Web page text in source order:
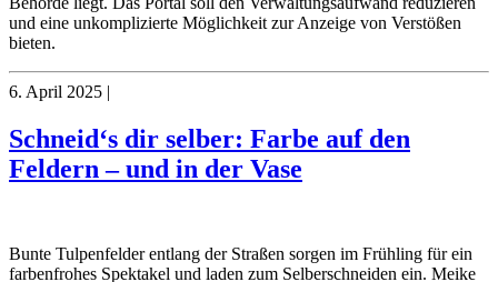
und eine unkomplizierte Möglichkeit zur Anzeige von Verstößen
bieten.
6. April 2025 |
Schneid‘s dir selber: Farbe auf den
Feldern – und in der Vase
Bunte Tulpenfelder entlang der Straßen sorgen im Frühling für ein
farbenfrohes Spektakel und laden zum Selberschneiden ein. Meike